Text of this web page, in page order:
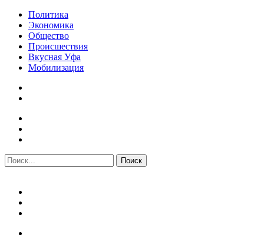
Политика
Экономика
Общество
Происшествия
Вкусная Уфа
Мобилизация